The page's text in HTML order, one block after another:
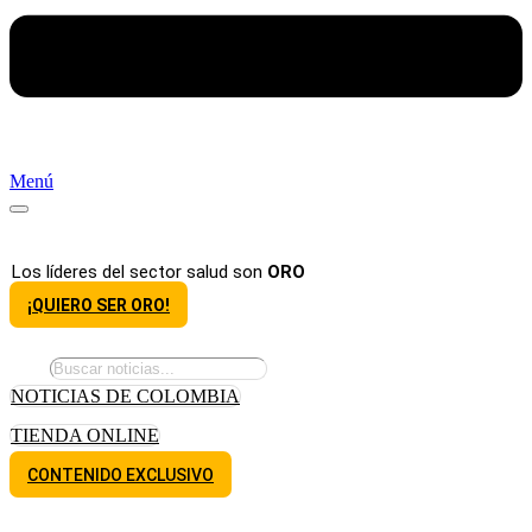
Menú
Los líderes del sector salud son ORO
¡QUIERO SER ORO!
NOTICIAS DE COLOMBIA
TIENDA ONLINE
CONTENIDO EXCLUSIVO